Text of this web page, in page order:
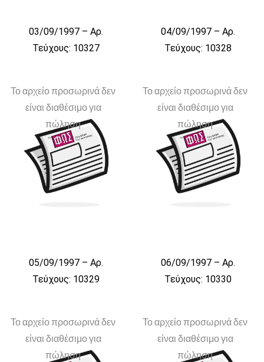
03/09/1997 – Αρ.
Τεύχους: 10327
04/09/1997 – Αρ.
Τεύχους: 10328
Το αρχείο προσωρινά δεν
είναι διαθέσιμο για
πώληση
05/09/1997 – Αρ.
Τεύχους: 10329
Το αρχείο προσωρινά δεν
είναι διαθέσιμο για
πώληση
06/09/1997 – Αρ.
Τεύχους: 10330
Το αρχείο προσωρινά δεν
είναι διαθέσιμο για
πώληση
Το αρχείο προσωρινά δεν
είναι διαθέσιμο για
πώληση